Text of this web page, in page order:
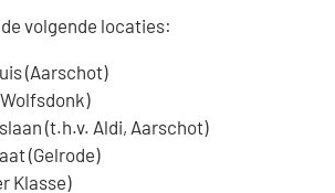
volgende locaties:
(Aarschot)
(t.h.v. Aldi, Aarschot)
(Gelrode)
Klasse)